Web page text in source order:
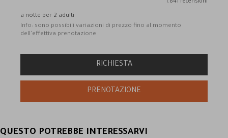
QUESTO POTREBBE INTERESSARVI